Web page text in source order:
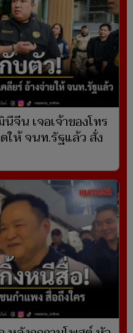
จีน เจอเจ้าของโทร
ให้ จนท.รัฐแล้ว สั่ง